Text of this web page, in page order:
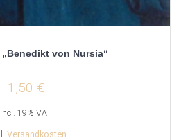
von Nursia“
1,50 €
incl. 19% VAT
Versandkosten